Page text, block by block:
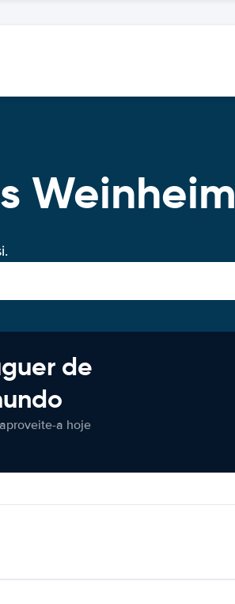
Weinheim
de
a hoje